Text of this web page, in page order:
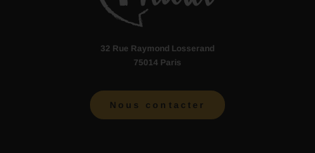
32 Rue Raymond Losserand
75014 Paris
Nous contacter